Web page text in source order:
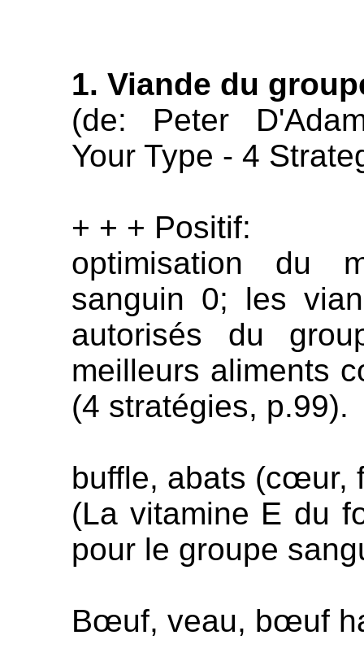
1. Viande du
(de: Peter
Your Type - 4
+ + + Positif:
optimisation du
sanguin 0; les
autorisés du
meilleurs aliments
(4 stratégies, p.99).
buffle, abats (cœur,
(La vitamine E du
pour le groupe
Bœuf, veau, bœuf